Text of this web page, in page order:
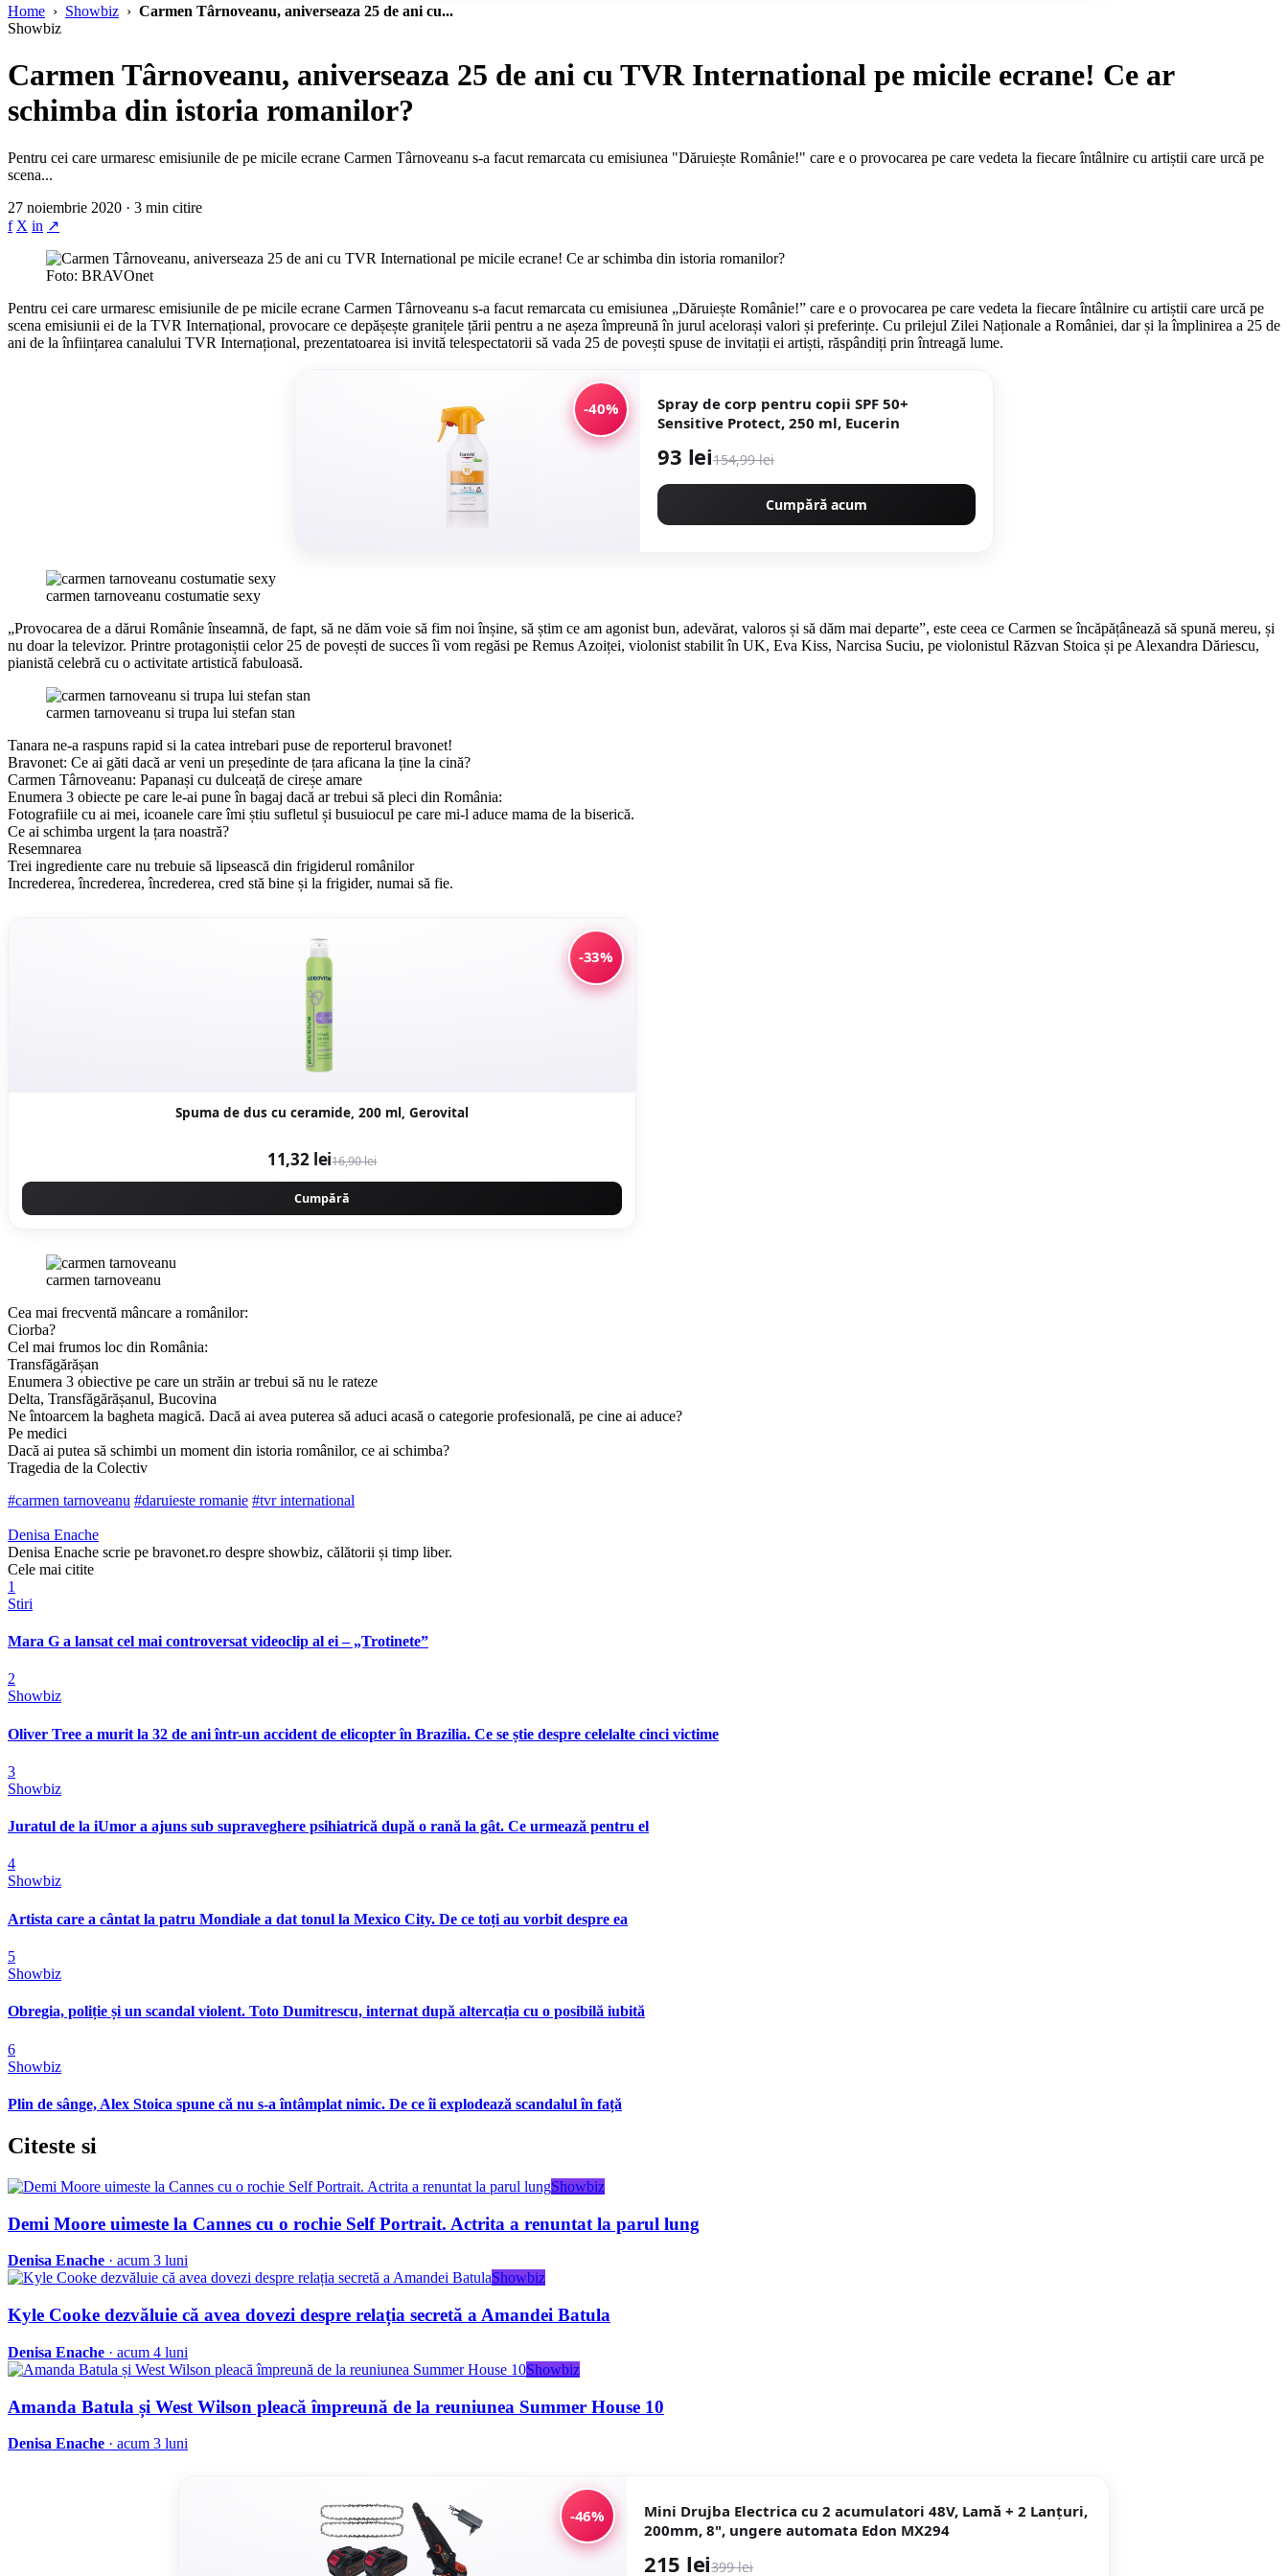
Home › Showbiz › Carmen Târnoveanu, aniverseaza 25 de ani cu...
Showbiz
Carmen Târnoveanu, aniverseaza 25 de ani cu TVR International pe micile ecrane! Ce ar
schimba din istoria romanilor?
Pentru cei care urmaresc emisiunile de pe micile ecrane Carmen Târnoveanu s-a facut remarcata cu emisiunea "Dăruiește Românie!" care e o provocarea pe care vedeta la fiecare întâlnire cu artiștii care urcă pe
scena...
27 noiembrie 2020 · 3 min citire
f X in ↗
Foto: BRAVOnet
Pentru cei care urmaresc emisiunile de pe micile ecrane Carmen Târnoveanu s-a facut remarcata cu emisiunea „Dăruiește Românie!” care e o provocarea pe care vedeta la fiecare întâlnire cu artiștii care urcă pe
scena emisiunii ei de la TVR Internațional, provocare ce depășește granițele țării pentru a ne așeza împreună în jurul acelorași valori și preferințe. Cu prilejul Zilei Naționale a României, dar și la împlinirea a 25 de
ani de la înființarea canalului TVR Internațional, prezentatoarea isi invită telespectatorii să vada 25 de povești spuse de invitații ei artiști, răspândiți prin întreagă lume.
-40%
Spray de corp pentru copii SPF 50+
Sensitive Protect, 250 ml, Eucerin
93 lei154,99 lei
Cumpără acum
carmen tarnoveanu costumatie sexy
„Provocarea de a dărui Românie înseamnă, de fapt, să ne dăm voie să fim noi înșine, să știm ce am agonist bun, adevărat, valoros și să dăm mai departe”, este ceea ce Carmen se încăpățânează să spună mereu, și
nu doar la televizor. Printre protagoniștii celor 25 de povești de succes îi vom regăsi pe Remus Azoiței, violonist stabilit în UK, Eva Kiss, Narcisa Suciu, pe violonistul Răzvan Stoica și pe Alexandra Dăriescu,
pianistă celebră cu o activitate artistică fabuloasă.
carmen tarnoveanu si trupa lui stefan stan
Tanara ne-a raspuns rapid si la catea intrebari puse de reporterul bravonet!
Bravonet: Ce ai găti dacă ar veni un președinte de țara aficana la ține la cină?
Carmen Târnoveanu: Papanași cu dulceață de cireșe amare
Enumera 3 obiecte pe care le-ai pune în bagaj dacă ar trebui să pleci din România:
Fotografiile cu ai mei, icoanele care îmi știu sufletul și busuiocul pe care mi-l aduce mama de la biserică.
Ce ai schimba urgent la țara noastră?
Resemnarea
Trei ingrediente care nu trebuie să lipsească din frigiderul românilor
Increderea, încrederea, încrederea, cred stă bine și la frigider, numai să fie.
-33%
Spuma de dus cu ceramide, 200 ml, Gerovital
11,32 lei16,90 lei
Cumpără
carmen tarnoveanu
Cea mai frecventă mâncare a românilor:
Ciorba?
Cel mai frumos loc din România:
Transfăgărășan
Enumera 3 obiective pe care un străin ar trebui să nu le rateze
Delta, Transfăgărășanul, Bucovina
Ne întoarcem la bagheta magică. Dacă ai avea puterea să aduci acasă o categorie profesională, pe cine ai aduce?
Pe medici
Dacă ai putea să schimbi un moment din istoria românilor, ce ai schimba?
Tragedia de la Colectiv
#carmen tarnoveanu #daruieste romanie #tvr international
Denisa Enache
Denisa Enache scrie pe bravonet.ro despre showbiz, călătorii și timp liber.
Cele mai citite
1
Stiri
Mara G a lansat cel mai controversat videoclip al ei – „Trotinete”
2
Showbiz
Oliver Tree a murit la 32 de ani într-un accident de elicopter în Brazilia. Ce se știe despre celelalte cinci victime
3
Showbiz
Juratul de la iUmor a ajuns sub supraveghere psihiatrică după o rană la gât. Ce urmează pentru el
4
Showbiz
Artista care a cântat la patru Mondiale a dat tonul la Mexico City. De ce toți au vorbit despre ea
5
Showbiz
Obregia, poliție și un scandal violent. Toto Dumitrescu, internat după altercația cu o posibilă iubită
6
Showbiz
Plin de sânge, Alex Stoica spune că nu s-a întâmplat nimic. De ce îi explodează scandalul în față
Citeste si
Showbiz
Demi Moore uimeste la Cannes cu o rochie Self Portrait. Actrita a renuntat la parul lung
Denisa Enache · acum 3 luni
Showbiz
Kyle Cooke dezvăluie că avea dovezi despre relația secretă a Amandei Batula
Denisa Enache · acum 4 luni
Showbiz
Amanda Batula și West Wilson pleacă împreună de la reuniunea Summer House 10
Denisa Enache · acum 3 luni
-46%
Mini Drujba Electrica cu 2 acumulatori 48V, Lamă + 2 Lanțuri,
200mm, 8", ungere automata Edon MX294
215 lei399 lei